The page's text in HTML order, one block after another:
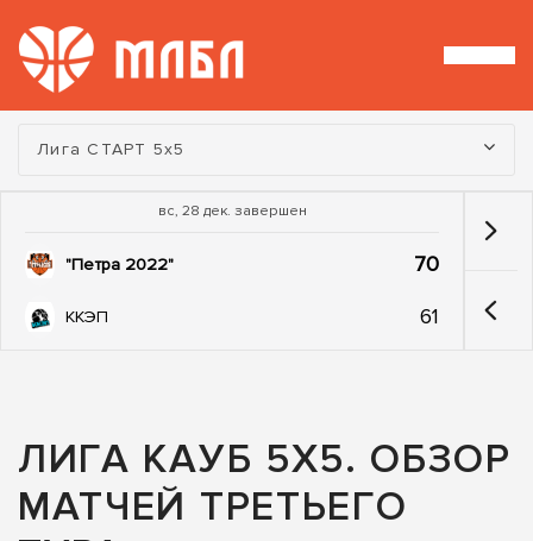
Турнир:
Лига СТАРТ 5х5
вс, 28 дек. завершен
"Петра 2022" 70
ККЭП 61
ЛИГА КАУБ 5Х5. ОБЗОР
МАТЧЕЙ ТРЕТЬЕГО